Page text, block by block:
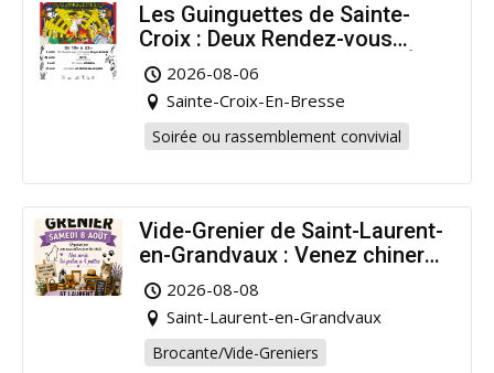
Les Guinguettes de Sainte-
Croix : Deux Rendez-vous
Dansants pour Prolonger l’Été
!
2026-08-06
Sainte-Croix-En-Bresse
Soirée ou rassemblement convivial
Vide-Grenier de Saint-Laurent-
en-Grandvaux : Venez chiner
pour la bonne cause !
2026-08-08
Saint-Laurent-en-Grandvaux
Brocante/Vide-Greniers